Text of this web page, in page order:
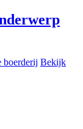
boerderij Bekijk